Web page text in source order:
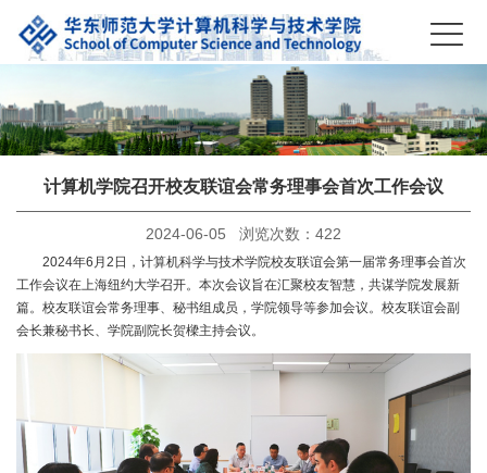
计算机学院召开校友联谊会常务理事会首次工作会议
2024-06-05 浏览次数： 422
2024年6月2日，计算机科学与技术学院校友联谊会第一届常务理事会首次
工作会议在上海纽约大学召开。本次会议旨在汇聚校友智慧，共谋学院发展新
篇。校友联谊会常务理事、秘书组成员，学院领导等参加会议。校友联谊会副
会长兼秘书长、学院副院长贺樑主持会议。